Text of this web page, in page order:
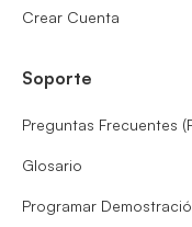
Crear Cuenta
Soporte
Preguntas Frecuentes
Glosario
Programar